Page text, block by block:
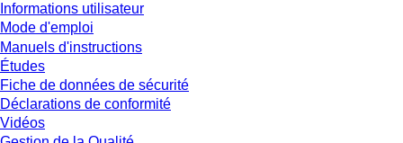
Informations utilisateur
Mode d'emploi
Manuels d'instructions
Études
Fiche de données de sécurité
Déclarations de conformité
Vidéos